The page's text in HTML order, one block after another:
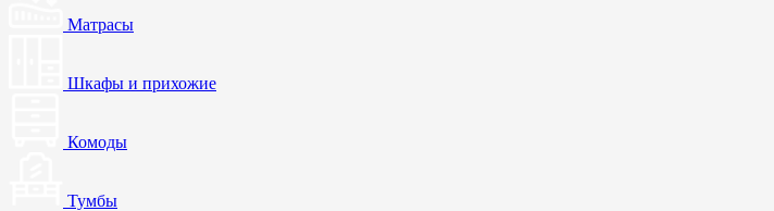
Матрасы
Шкафы и прихожие
Комоды
Тумбы